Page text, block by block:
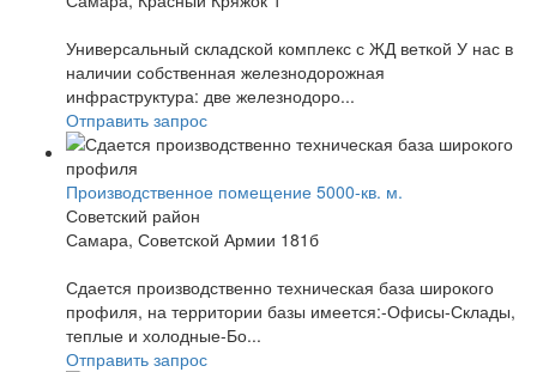
Универсальный складской комплекс с ЖД веткой У нас в
наличии собственная железнодорожная
инфраструктура: две железнодоро...
Отправить запрос
Производственное помещение 5000-кв. м.
Советский район
Самара, Советской Армии 181б
Сдается производственно техническая база широкого
профиля, на территории базы имеется:-Офисы-Склады,
теплые и холодные-Бо...
Отправить запрос